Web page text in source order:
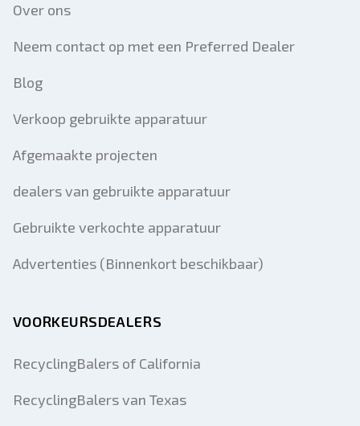
Over ons
Neem contact op met een Preferred Dealer
Blog
Verkoop gebruikte apparatuur
Afgemaakte projecten
dealers van gebruikte apparatuur
Gebruikte verkochte apparatuur
Advertenties (Binnenkort beschikbaar)
VOORKEURSDEALERS
RecyclingBalers of California
RecyclingBalers van Texas